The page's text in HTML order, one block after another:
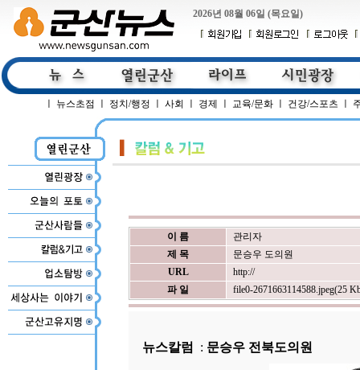
2026년 08월 06일 (목요일)
뉴스초점 정치/행정 사회 경제 교육/문화 건강/스포츠
이 름
관리자
제 목
문승우 도의원
URL
http://
파 일
file0-2671663114588.jpeg(25
뉴스칼럼 : 문승우 전북도의원